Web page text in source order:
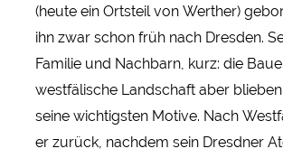
(heute ein Ortsteil von Werther)
ihn zwar schon früh nach Dresden.
Familie und Nachbarn, kurz: die
westfälische Landschaft aber
seine wichtigsten Motive. Nach
er zurück, nachdem sein Dresdner